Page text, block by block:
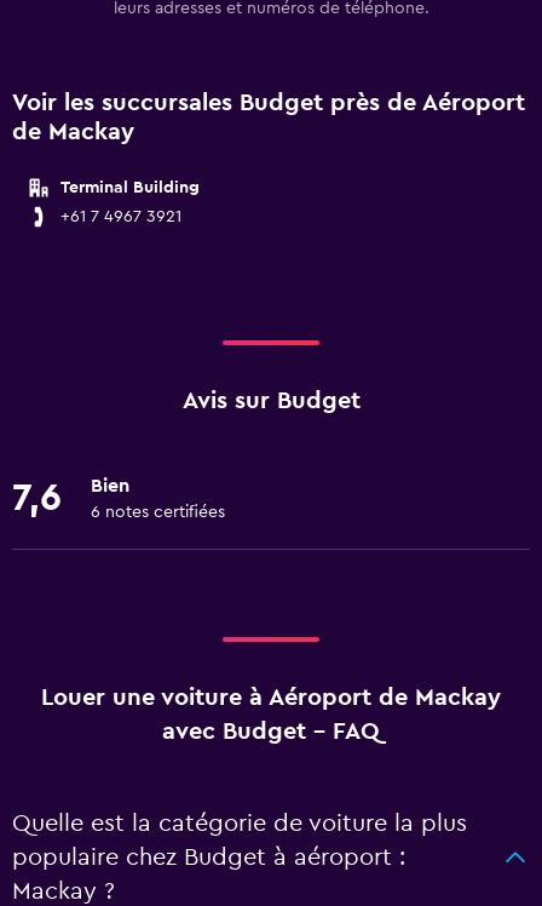
leurs adresses et numéros de téléphone.
Voir les succursales Budget près de Aéroport
de Mackay
Terminal Building
+61 7 4967 3921
Avis sur Budget
7,6 Bien
6 notes certifiées
Louer une voiture à Aéroport de Mackay
avec Budget - FAQ
Quelle est la catégorie de voiture la plus
populaire chez Budget à aéroport :
Mackay ?